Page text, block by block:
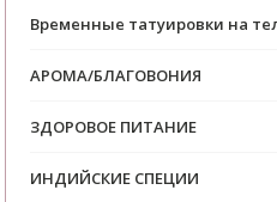
Временные татуировки на
АРОМА/БЛАГОВОНИЯ
ЗДОРОВОЕ ПИТАНИЕ
ИНДИЙСКИЕ СПЕЦИИ